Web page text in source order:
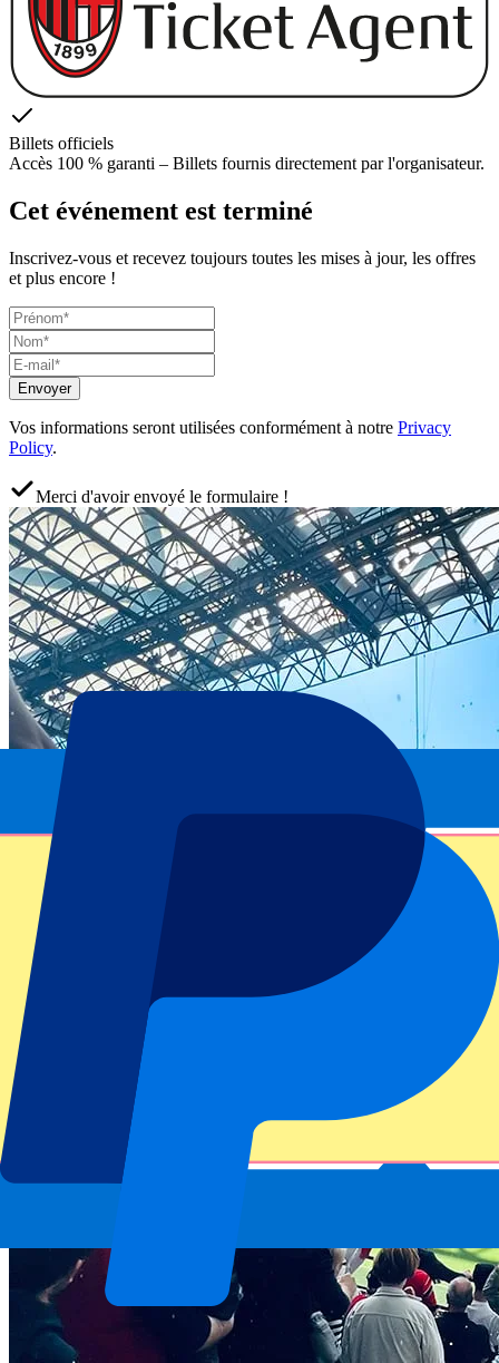
Billets officiels
Accès 100 % garanti – Billets fournis directement par l'organisateur.
Cet événement est terminé
Inscrivez-vous et recevez toujours toutes les mises à jour, les offres
et plus encore !
Envoyer
Vos informations seront utilisées conformément à notre Privacy
Policy.
Merci d'avoir envoyé le formulaire !